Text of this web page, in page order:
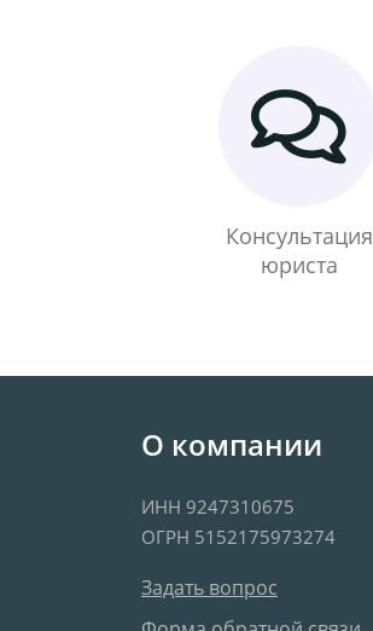
Консультация
юриста
О компании
ИНН 9247310675
ОГРН 5152175973274
Задать вопрос